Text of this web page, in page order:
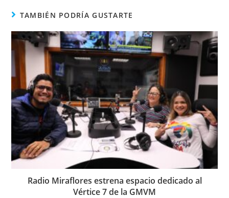
TAMBIÉN PODRÍA GUSTARTE
Radio Miraflores estrena espacio dedicado al
Vértice 7 de la GMVM